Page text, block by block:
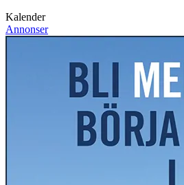
Kalender
Annonser